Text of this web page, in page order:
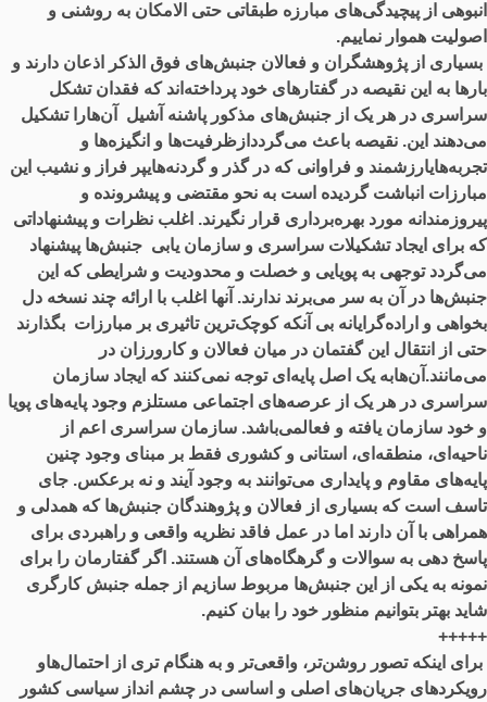
انبوهی از پیچیدگی‌های مبارزه طبقاتی حتی الامکان به روشنی و
اصولیت هموار نماییم.
بسیاری از پژوهشگران و فعالان جنبش‌های فوق الذکر اذعان دارند و
بارها به این نقیصه در گفتارهای خود پرداخته‌اند که فقدان تشکل
سراسری در هر یک از جنبش‌های مذکور پاشنه آشیل آن‌هارا تشکیل
می‌دهند این. نقیصه باعث می‌گرددازظرفیت‌ها و انگیزه‌ها و
تجربه‌هایارزشمند و فراوانی که در گذر و گردنه‌هایپر فراز و نشیب این
مبارزات انباشت گردیده است به نحو مقتضی و پیشرونده و
پیروزمندانه مورد بهره‌برداری قرار نگیرند. اغلب نظرات و پیشنهاداتی
که برای ایجاد تشکیلات سراسری و سازمان یابی جنبش‌ها پیشنهاد
می‌گردد توجهی به پویایی و خصلت و محدودیت و شرایطی که این
جنبش‌ها در آن به سر می‌برند ندارند. آنها اغلب با ارائه چند نسخه دل
بخواهی و اراده‌گرایانه بی آنکه کوچک‌ترین تاثیری بر مبارزات بگذارند
حتی از انتقال این گفتمان در میان فعالان و کارورزان در
می‌مانند.آن‌هابه یک اصل پایه‌ای توجه نمی‌کنند که ایجاد سازمان
سراسری در هر یک از عرصه‌های اجتماعی مستلزم وجود پایه‌های پویا
و خود سازمان یافته و فعالمی‌باشد. سازمان سراسری اعم از
ناحیه‌ای، منطقه‌ای، استانی و کشوری فقط بر مبنای وجود چنین
پایه‌های مقاوم و پایداری می‌توانند به وجود آیند و نه برعکس. جای
تاسف است که بسیاری از فعالان و پژوهندگان جنبش‌ها که همدلی و
همراهی با آن دارند اما در عمل فاقد نظریه واقعی و راهبردی برای
پاسخ دهی به سوالات و گرهگاه‌های آن هستند. اگر گفتارمان را برای
نمونه به یکی از این جنبش‌ها مربوط سازیم از جمله جنبش کارگری
شاید بهتر بتوانیم منظور خود را بیان کنیم.
+++++
برای اینکه تصور روشن‌تر، واقعی‌تر و به هنگام تری از احتمال‌هاو
رویکردهای جریان‌های اصلی و اساسی در چشم انداز سیاسی کشور